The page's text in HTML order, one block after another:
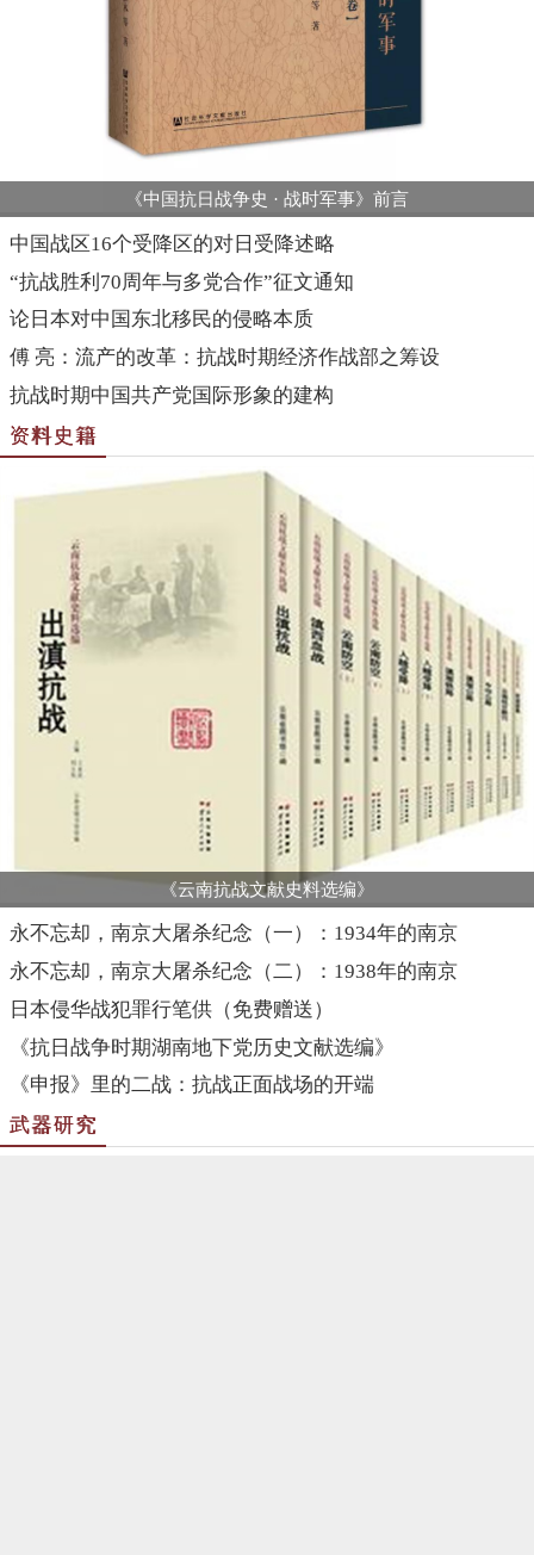
《中国抗日战争史 · 战时军事》前言
中国战区16个受降区的对日受降述略
“抗战胜利70周年与多党合作”征文通知
论日本对中国东北移民的侵略本质
傅 亮：流产的改革：抗战时期经济作战部之筹设
抗战时期中国共产党国际形象的建构
资料史籍
《云南抗战文献史料选编》
永不忘却，南京大屠杀纪念（一）：1934年的南京
永不忘却，南京大屠杀纪念（二）：1938年的南京
日本侵华战犯罪行笔供（免费赠送）
《抗日战争时期湖南地下党历史文献选编》
《申报》里的二战：抗战正面战场的开端
武器研究